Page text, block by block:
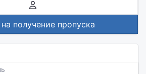
получение пропуска